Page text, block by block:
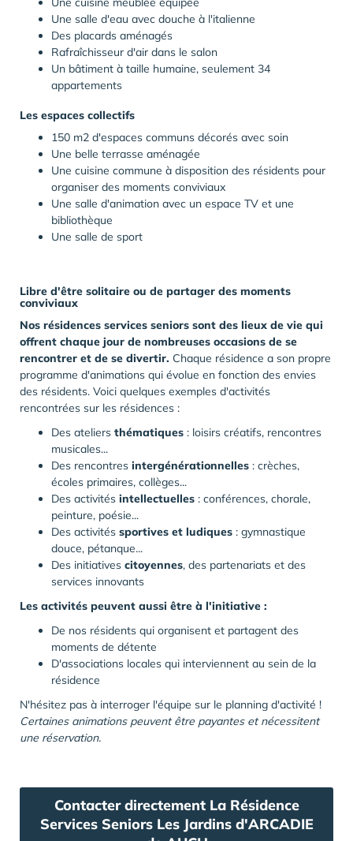
Une salle d'eau avec douche à l'italienne
Des placards aménagés
Rafraîchisseur d'air dans le salon
Un bâtiment à taille humaine, seulement 34
appartements
Les espaces collectifs
150 m2 d'espaces communs décorés avec soin
Une belle terrasse aménagée
Une cuisine commune à disposition des résidents pour
organiser des moments conviviaux
Une salle d'animation avec un espace TV et une
bibliothèque
Une salle de sport
Libre d'être solitaire ou de partager des moments
conviviaux
Nos résidences services seniors sont des lieux de vie qui
offrent chaque jour de nombreuses occasions de se
rencontrer et de se divertir. Chaque résidence a son propre
programme d'animations qui évolue en fonction des envies
des résidents. Voici quelques exemples d'activités
rencontrées sur les résidences :
Des ateliers thématiques : loisirs créatifs, rencontres
musicales...
Des rencontres intergénérationnelles : crèches,
écoles primaires, collèges...
Des activités intellectuelles : conférences, chorale,
peinture, poésie...
Des activités sportives et ludiques : gymnastique
douce, pétanque...
Des initiatives citoyennes, des partenariats et des
services innovants
Les activités peuvent aussi être à l'initiative :
De nos résidents qui organisent et partagent des
moments de détente
D'associations locales qui interviennent au sein de la
résidence
N'hésitez pas à interroger l'équipe sur le planning d'activité !
Certaines animations peuvent être payantes et nécessitent
une réservation.
Contacter directement La Résidence
Services Seniors Les Jardins d'ARCADIE